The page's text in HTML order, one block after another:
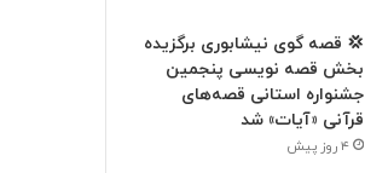
💢 قصه گوی نیشابوری برگزیده
بخش قصه نویسی پنجمین
جشنواره استانی قصه‌های
قرآنی «آیات» شد
۴ روز پیش